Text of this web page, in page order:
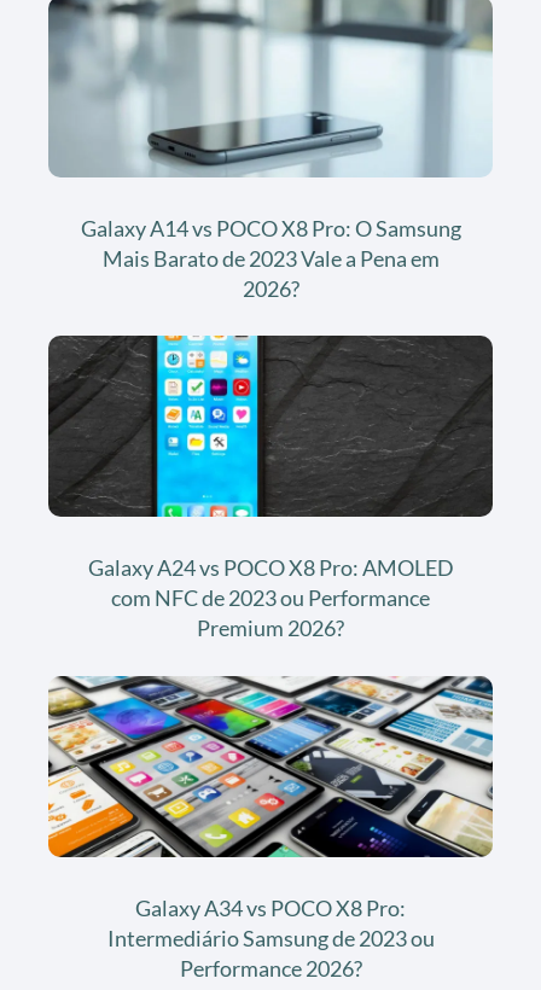
Galaxy A14 vs POCO X8 Pro: O Samsung
Mais Barato de 2023 Vale a Pena em
2026?
Galaxy A24 vs POCO X8 Pro: AMOLED
com NFC de 2023 ou Performance
Premium 2026?
Galaxy A34 vs POCO X8 Pro:
Intermediário Samsung de 2023 ou
Performance 2026?